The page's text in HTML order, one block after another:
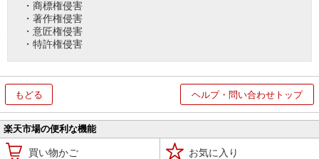
・商標権侵害
・著作権侵害
・意匠権侵害
・特許権侵害
もどる ヘルプ・問い合わせトップ
楽天市場の便利な機能
買い物かご お気に入り